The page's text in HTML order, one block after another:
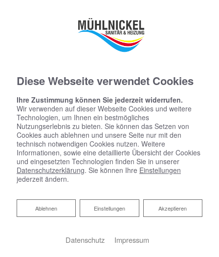
Barrierefreiheitserklärung
Website im Einklang mit dem
Barrierefreiheitsstärkungsgesetz (BFSG) sowie der EU-
Diese Webseite verwendet Cookies
Ihre Zustimmung können Sie jederzeit widerrufen.
Wir verwenden auf dieser Webseite Cookies und weitere
Technologien, um Ihnen ein bestmögliches
Nutzungserlebnis zu bieten. Sie können das Setzen von
Cookies auch ablehnen und unsere Seite nur mit den
technisch notwendigen Cookies nutzen. Weitere
Informationen, sowie eine detaillierte Übersicht der Cookies
und eingesetzten Technologien finden Sie in unserer
Datenschutzerklärung. Sie können Ihre Einstellungen
jederzeit ändern.
Akzeptieren
Einstellungen
Ablehnen
Ablehnen
Datenschutz Impressum